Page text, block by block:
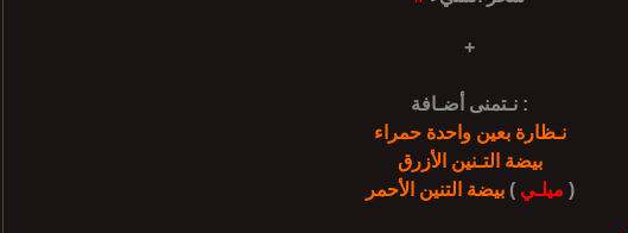
+
نـتمنى أضـافة :
نـظارة بعين واحدة حمراء
بيضة التـنين الأزرق
بيضة التنين الأحمر( ميلـي )